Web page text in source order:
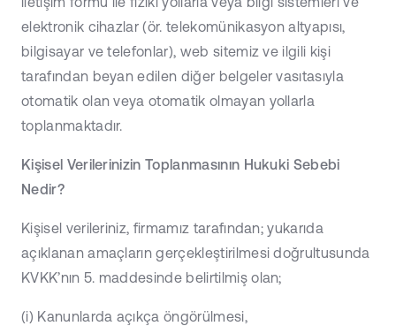
iletişim formu ile fiziki yollarla veya bilgi sistemleri ve
elektronik cihazlar (ör. telekomünikasyon altyapısı,
bilgisayar ve telefonlar), web sitemiz ve ilgili kişi
tarafından beyan edilen diğer belgeler vasıtasıyla
otomatik olan veya otomatik olmayan yollarla
toplanmaktadır.
Kişisel Verilerinizin Toplanmasının Hukuki Sebebi
Nedir?
Kişisel verileriniz, firmamız tarafından; yukarıda
açıklanan amaçların gerçekleştirilmesi doğrultusunda
KVKK’nın 5. maddesinde belirtilmiş olan;
(i) Kanunlarda açıkça öngörülmesi,